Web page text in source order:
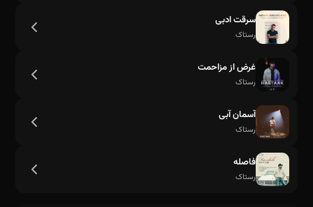
سرقت ادبی
رستاک
غرض از مزاحمت
رستاک
آسمان آبی
رستاک
فاصله
رستاک